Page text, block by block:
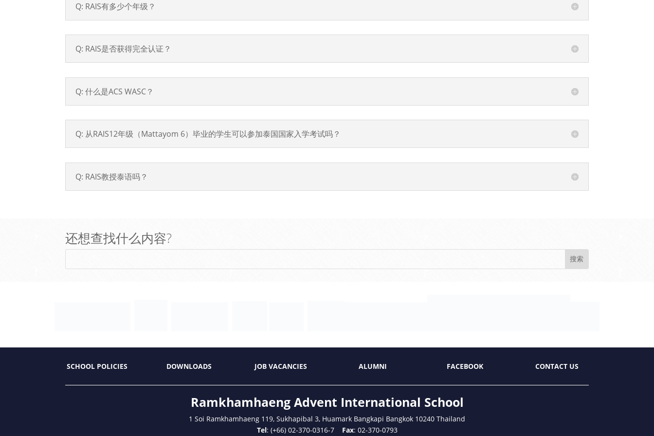
Q: RAIS有多少个年级？
Q: RAIS是否获得完全认证？
Q: 什么是ACS WASC？
Q: 从RAIS12年级（Mattayom 6）毕业的学生可以参加泰国国家入学考试吗？
Q: RAIS教授泰语吗？
还想查找什么内容?
SCHOOL POLICIES DOWNLOADS JOB VACANCIES ALUMNI FACEBOOK CONTACT US
Ramkhamhaeng Advent International School
1 Soi Ramkhamhaeng 119, Sukhapibal 3, Huamark Bangkapi Bangkok 10240 Thailand
Tel: (+66) 02-370-0316-7 Fax: 02-370-0793